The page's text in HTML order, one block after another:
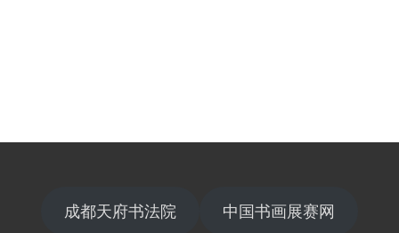
成都天府书法院 中国书画展赛网